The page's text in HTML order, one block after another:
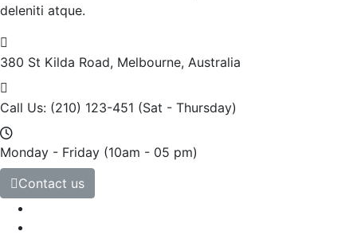
deleniti atque.
380 St Kilda Road, Melbourne, Australia
Call Us: (210) 123-451 (Sat - Thursday)
Monday - Friday (10am - 05 pm)
Contact us